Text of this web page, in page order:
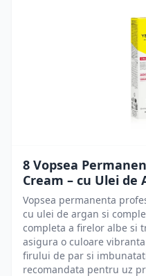
8 Vopsea
Cream – cu Ulei de
Vopsea permanenta
cu ulei de argan si
completa a firelor albe si
asigura o culoare
firului de par si
recomandata pentru uz